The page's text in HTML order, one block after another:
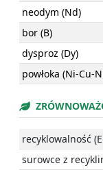
neodym (Nd)
bor (B)
dysproz (Dy)
powłoka (Ni-Cu-
recyklowalność
surowce z